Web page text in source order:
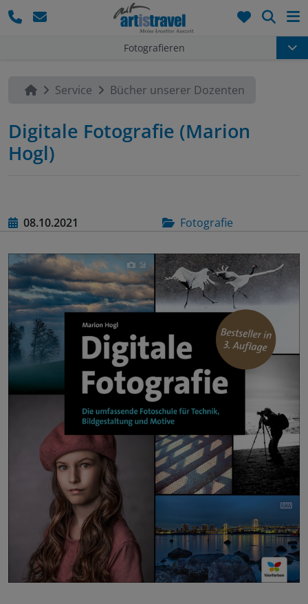
Fotografieren
Service Bücher unserer Dozenten
Digitale Fotografie (Marion
Hogl)
08.10.2021 Fotografie